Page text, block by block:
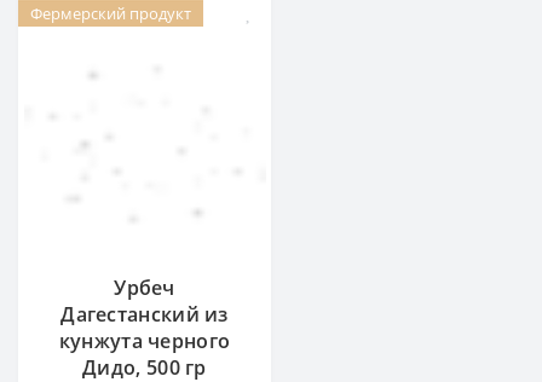
Фермерский продукт
Урбеч
Дагестанский из
кунжута черного
Дидо, 500 гр